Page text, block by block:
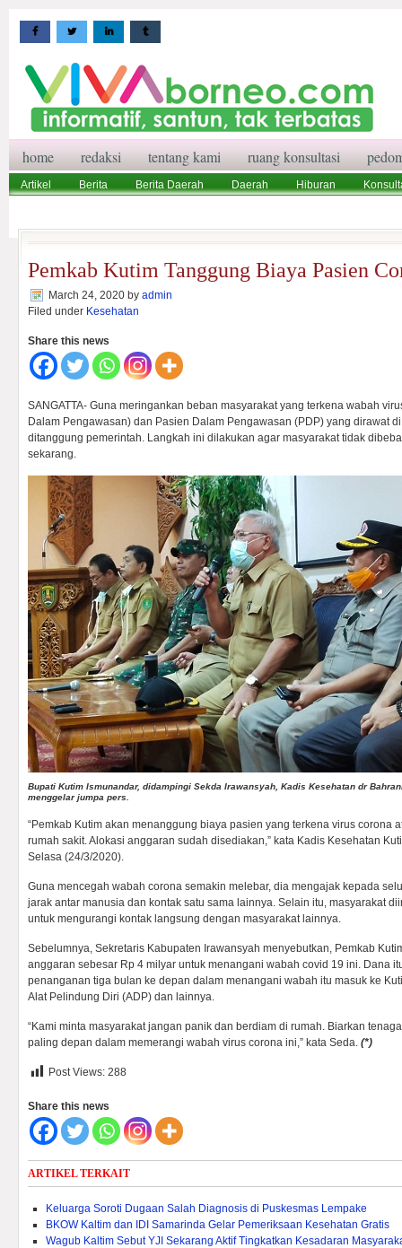
home redaksi tentang kami ruang konsultasi
Artikel Berita Berita Daerah Daerah Hiburan
Pemkab Kutim Tanggung Biaya Pasien
March 24, 2020 by admin
Filed under Kesehatan
Share this news
SANGATTA- Guna meringankan beban masyarakat yang terkena wabah
Dalam Pengawasan) dan Pasien Dalam Pengawasan (PDP) yang dirawat
ditanggung pemerintah. Langkah ini dilakukan agar masyarakat tidak
sekarang.
Bupati Kutim Ismunandar, didampingi Sekda Irawansyah, Kadis Kesehatan dr
menggelar jumpa pers.
“Pemkab Kutim akan menanggung biaya pasien yang terkena virus corona
rumah sakit. Alokasi anggaran sudah disediakan,” kata Kadis Kesehatan
Selasa (24/3/2020).
Guna mencegah wabah corona semakin melebar, dia mengajak kepada
jarak antar manusia dan kontak satu sama lainnya. Selain itu, masyarakat
untuk mengurangi kontak langsung dengan masyarakat lainnya.
Sebelumnya, Sekretaris Kabupaten Irawansyah menyebutkan, Pemkab
anggaran sebesar Rp 4 milyar untuk menangani wabah covid 19 ini. Dana
penanganan tiga bulan ke depan dalam menangani wabah itu masuk ke
Alat Pelindung Diri (ADP) dan lainnya.
“Kami minta masyarakat jangan panik dan berdiam di rumah. Biarkan
paling depan dalam memerangi wabah virus corona ini,” kata Seda. (*)
Post Views: 288
Share this news
ARTIKEL TERKAIT
Keluarga Soroti Dugaan Salah Diagnosis di Puskesmas Lempake
BKOW Kaltim dan IDI Samarinda Gelar Pemeriksaan Kesehatan Gratis
Wagub Kaltim Sebut YJI Sekarang Aktif Tingkatkan Kesadaran